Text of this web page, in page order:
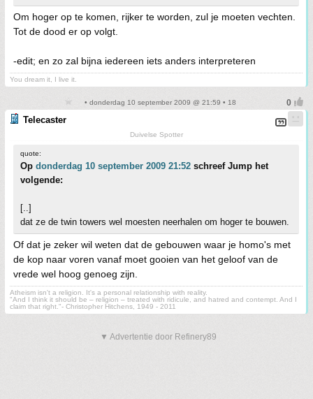
Om hoger op te komen, rijker te worden, zul je moeten vechten.
Tot de dood er op volgt.
-edit; en zo zal bijna iedereen iets anders interpreteren
You dream it, I live it.
• donderdag 10 september 2009 @ 21:59 • 18
Telecaster
Duivelse Spotter
quote:
Op donderdag 10 september 2009 21:52 schreef Jump het
volgende:
[..]
dat ze de twin towers wel moesten neerhalen om hoger te bouwen.
Of dat je zeker wil weten dat de gebouwen waar je homo's met
de kop naar voren vanaf moet gooien van het geloof van de
vrede wel hoog genoeg zijn.
Atheism isn't a religion. It's a personal relationship with reality.
"And I think it should be – religion – treated with ridicule, and hatred and contempt. And I
claim that right."- Christopher Hitchens, 1949 - 2011
▼ Advertentie door Refinery89